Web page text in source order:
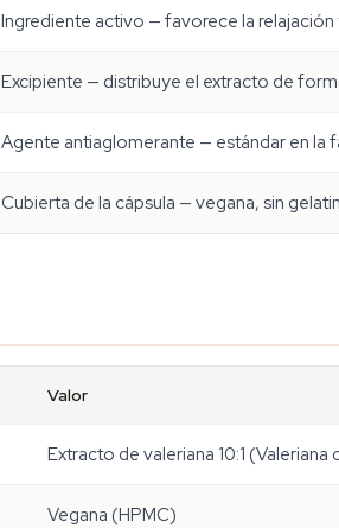
Ingrediente activo — favorece la relajación
Excipiente — distribuye el extracto de
Agente antiaglomerante — estándar en la
Cubierta de la cápsula — vegana, sin
Valor
Extracto de valeriana 10:1 (Valeriana
Vegana (HPMC)